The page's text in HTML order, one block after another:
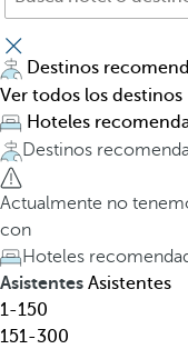
s
q
u
e
h
o
t
e
l
,
d
e
s
p
u
l
s
a
r
l
a
t
e
c
l
a
Destinos
Ver todos los destinos
Hoteles
Destinos
Actualmente no
con
Hoteles
Asistentes Asistentes
1-150
151-300